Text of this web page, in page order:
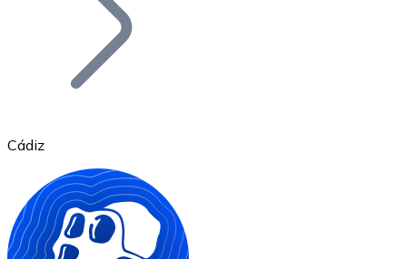
Ethereum
Cádiz